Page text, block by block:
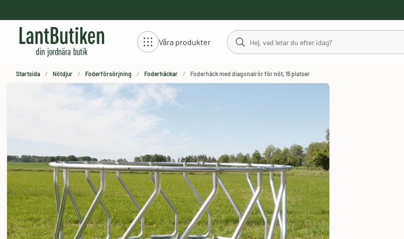
Våra produkter
Startsida Nötdjur Foderförsörjning Foderhäckar Foderhäck med diagonalrör för nöt, 15 platser